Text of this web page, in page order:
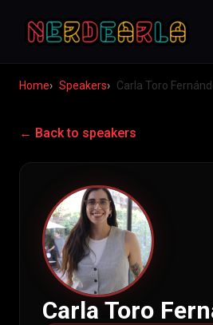
Home Speakers Carla Toro
← Back to speakers
Carla Toro